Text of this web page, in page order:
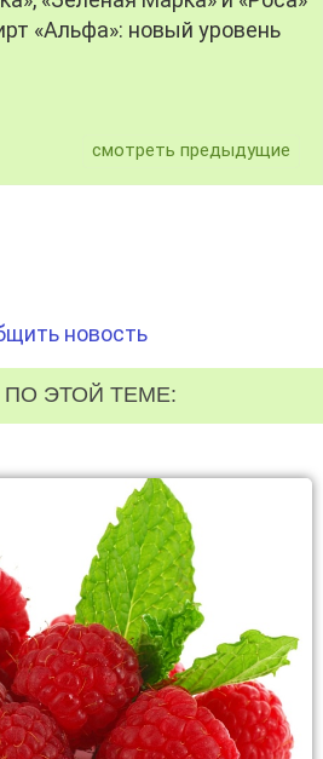
«Альфа»: новый уровень
смотреть предыдущие
новость
ЭТОЙ ТЕМЕ: